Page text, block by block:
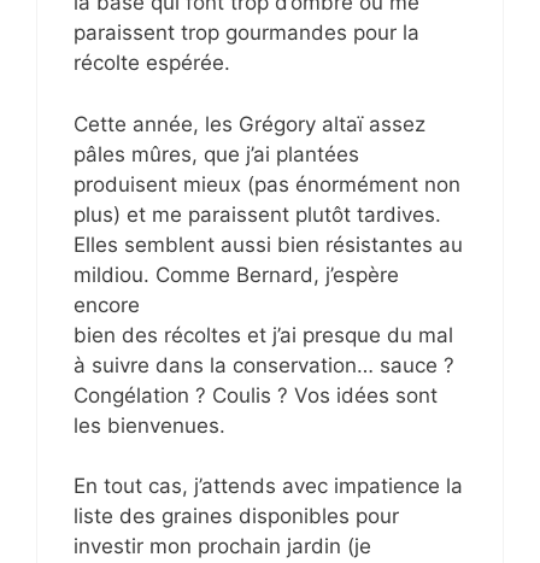
paraissent trop gourmandes pour la
récolte espérée.
Cette année, les Grégory altaï assez
pâles mûres, que j’ai plantées
produisent mieux (pas énormément non
plus) et me paraissent plutôt tardives.
Elles semblent aussi bien résistantes au
mildiou. Comme Bernard, j’espère
encore
bien des récoltes et j’ai presque du mal
à suivre dans la conservation… sauce ?
Congélation ? Coulis ? Vos idées sont
les bienvenues.
En tout cas, j’attends avec impatience la
liste des graines disponibles pour
investir mon prochain jardin (je